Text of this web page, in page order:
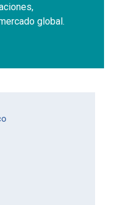
global.